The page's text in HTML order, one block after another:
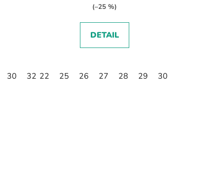
30 32
(–25 %)
DETAIL
22 25 26 27 28 29 30